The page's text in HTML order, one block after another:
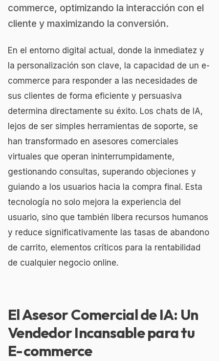
commerce, optimizando la interacción con el
cliente y maximizando la conversión.
En el entorno digital actual, donde la inmediatez y
la personalización son clave, la capacidad de un e-
commerce para responder a las necesidades de
sus clientes de forma eficiente y persuasiva
determina directamente su éxito. Los chats de IA,
lejos de ser simples herramientas de soporte, se
han transformado en asesores comerciales
virtuales que operan ininterrumpidamente,
gestionando consultas, superando objeciones y
guiando a los usuarios hacia la compra final. Esta
tecnología no solo mejora la experiencia del
usuario, sino que también libera recursos humanos
y reduce significativamente las tasas de abandono
de carrito, elementos críticos para la rentabilidad
de cualquier negocio online.
El Asesor Comercial de IA: Un
Vendedor Incansable para tu
E-commerce